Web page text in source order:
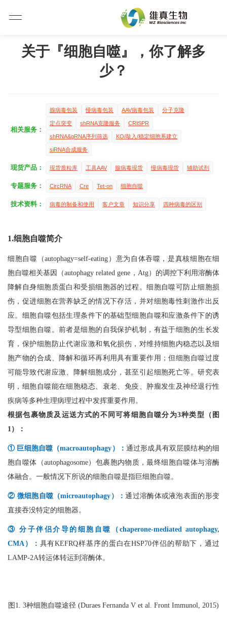
关于『细胞自噬』，你了解多
少？
相关服务：
腺病毒包装 慢病毒包装 AAV病毒包装 分子克隆
定点突变 shRNA克隆服务 CRISPR
shRNA&gRNA序列筛选 KO/敲入/稳定细胞系建立
siRNA合成服务
现货产品： 现货质粒库 工具AAV 腺病毒现货 慢病毒现货 辅助试剂
专题服务： CircRNA Cre Tet-on 细胞自噬
技术资料： 病毒的制备和使用 客户文章 知识分享 四种病毒的区别
1.细胞自噬简介
细胞自噬（autophagy=self-eating）意为自体吞噬，是真核细胞在细
胞自噬相关基因（autophagy related gene，Atg）的调控下利用溶酶体
降解自身细胞质蛋白和受损细胞器的过程。细胞自噬可防止细胞损
伤，促进细胞在营养缺乏的情况下存活，并对细胞毒性刺激作出反
应。细胞自噬包括生理条件下的基础型细胞自噬和应激条件下的诱
导型细胞自噬。前者是细胞的自我保护机制，有益于细胞的生长发
育，保护细胞防止代谢应激和氧化损伤，对维持细胞内稳态以及细
胞产物的合成、降解和循环再利用具有重要作用；但细胞自噬过度
可能导致代谢应激、降解细胞成分，甚至引起细胞死亡等。研究表
明，细胞自噬能在细胞稳态、衰老、免疫、肿瘤发生及神经退行性
疾病等多种生理病理过程中发挥重要作用。
根据包裹物质及运送方式的不同可将细胞自噬分为3种类型（图
1）：
① 巨细胞自噬（macroautophagy）： 通过形成具有双层膜结构的细
胞自噬体（autophagosome）包裹胞内物质，最终细胞自噬体与溶酶
体融合。一般情况下所说的细胞自噬是指巨细胞自噬。
② 微细胞自噬（microautophagy）：通过溶酶体或液泡表面的形变
直接吞没特定的细胞器。
③ 分子伴侣介导的细胞自噬（chaperone-mediated autophagy,
CMA）： 具有KEFRQ样基序的蛋白在HSP70伴侣的帮助下，通过
LAMP-2A转运体转运到溶酶体。
图1. 3种细胞自噬途径 (Duraes Fernanda V et al. Front Immunol, 2015)